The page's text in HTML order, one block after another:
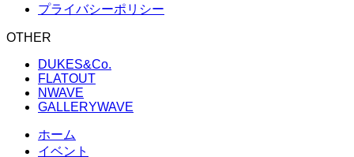
プライバシーポリシー
OTHER
DUKES&Co.
FLATOUT
NWAVE
GALLERYWAVE
ホーム
イベント